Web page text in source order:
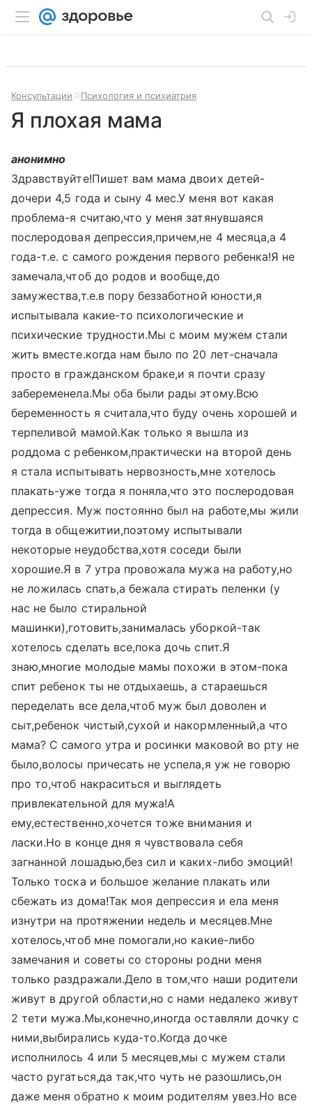
Консультации Психология и психиатрия
Я плохая мама
анонимно
Здравствуйте!Пишет вам мама двоих детей-
дочери 4,5 года и сыну 4 мес.У меня вот какая
проблема-я считаю,что у меня затянувшаяся
послеродовая депрессия,причем,не 4 месяца,а 4
года-т.е. с самого рождения первого ребенка!Я не
замечала,чтоб до родов и вообще,до
замужества,т.е.в пору беззаботной юности,я
испытывала какие-то психологические и
психические трудности.Мы с моим мужем стали
жить вместе.когда нам было по 20 лет-сначала
просто в гражданском браке,и я почти сразу
забеременела.Мы оба были рады этому.Всю
беременность я считала,что буду очень хорошей и
терпеливой мамой.Как только я вышла из
роддома с ребенком,практически на второй день
я стала испытывать нервозность,мне хотелось
плакать-уже тогда я поняла,что это послеродовая
депрессия. Муж постоянно был на работе,мы жили
тогда в общежитии,поэтому испытывали
некоторые неудобства,хотя соседи были
хорошие.Я в 7 утра провожала мужа на работу,но
не ложилась спать,а бежала стирать пеленки (у
нас не было стиральной
машинки),готовить,занималась уборкой-так
хотелось сделать все,пока дочь спит.Я
знаю,многие молодые мамы похожи в этом-пока
спит ребенок ты не отдыхаешь, а стараешься
переделать все дела,чтоб муж был доволен и
сыт,ребенок чистый,сухой и накормленный,а что
мама? С самого утра и росинки маковой во рту не
было,волосы причесать не успела,я уж не говорю
про то,чтоб накраситься и выглядеть
привлекательной для мужа!А
ему,естественно,хочется тоже внимания и
ласки.Но в конце дня я чувствовала себя
загнанной лошадью,без сил и каких-либо эмоций!
Только тоска и большое желание плакать или
сбежать из дома!Так моя депрессия и ела меня
изнутри на протяжении недель и месяцев.Мне
хотелось,чтоб мне помогали,но какие-либо
замечания и советы со стороны родни меня
только раздражали.Дело в том,что наши родители
живут в другой области,но с нами недалеко живут
2 тети мужа.Мы,конечно,иногда оставляли дочку с
ними,выбирались куда-то.Когда дочке
исполнилось 4 или 5 месяцев,мы с мужем стали
часто ругаться,да так,что чуть не разошлись,он
даже меня обратно к моим родителям увез.Но все